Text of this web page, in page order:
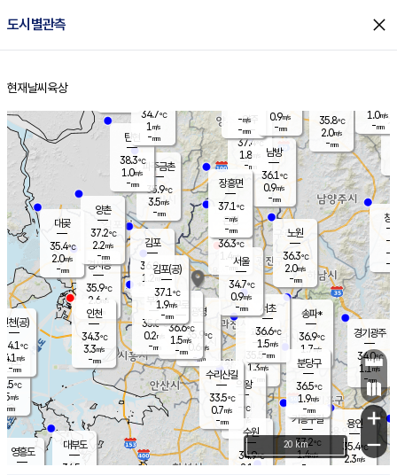
도시별관측 close
홈
현재날씨 육상
의도
℃
m/s
mm
영흥도
양주
37.4℃
1.8
-mm
과천
35.5℃
1.3m/s
- mm
용인
35.4℃
2.3m/s
경기광주
34.0℃
1.1m/s
-mm
대부도
34.5
경서동
35.9℃
2.6 m/s
-mm
파주금촌
35.9℃
3.5m/s
-mm
35.8℃
2.0m/s
-mm
대곶
35.4℃
2.0m/s
-mm
창
-
-m/
-
탄현
38.3℃
1.0m/s
-mm
1.0m/s
-mm
의왕
- ℃
m/s
mm
김포
36.0℃
1.2 m/s
mm
광명
35.9 ℃
0.6 m/s
-mm
부천
35.0℃
0.2m/s
-mm
양촌
37.2℃
2.2m/s
-mm
구로
36.6℃
1.5m/s
-mm
은평
36.3℃
1.4 m/s
- mm
노원
36.3℃
2.0m/s
-mm
송파*
36.9℃
1.7m/s
-mm
서초
36.6℃
1.5m/s
-mm
남방
36.1℃
0.9m/s
-mm
기흥구갈
37.2℃
1.4m/s
-
수리산길
33.5℃
0.7m/s
-mm
분당구
36.5℃
1.9m/s
-mm
장흥면
37.1℃
-m/s
-mm
-m/s
-mm
인천(공)
34.1℃
4.1 m/s
-mm
김포(공)
37.1℃
1.9m/s
-mm
수원
34.9℃
2.1 m/s
인천
34.3℃
3.3m/s
-mm
서울
34.7℃
0.9m/s
-mm
34.7℃
1 m/s
-mm
0.9m/s
-mm
+
−
20 km